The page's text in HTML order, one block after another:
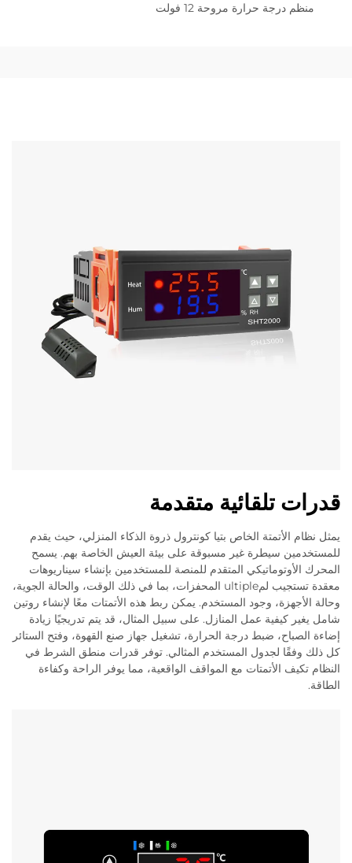
منظم درجة حرارة مروحة 12 فولت
قدرات تلقائية متقدمة
يمثل نظام الأتمتة الخاص بتيا كونترول ذروة الذكاء المنزلي، حيث يقدم
للمستخدمين سيطرة غير مسبوقة على بيئة العيش الخاصة بهم. يسمح
المحرك الأوتوماتيكي المتقدم للمنصة للمستخدمين بإنشاء سيناريوهات
معقدة تستجيب لمultiple المحفزات، بما في ذلك الوقت، والحالة الجوية،
وحالة الأجهزة، وجود المستخدم. يمكن ربط هذه الأتمتات معًا لإنشاء روتين
شامل يغير كيفية عمل المنازل. على سبيل المثال، قد يتم تدريجيًا زيادة
إضاءة الصباح، ضبط درجة الحرارة، تشغيل جهاز صنع القهوة، وفتح الستائر
كل ذلك وفقًا لجدول المستخدم المثالي. توفر قدرات منطق الشرط في
النظام تكيف الأتمتات مع المواقف الواقعية، مما يوفر الراحة وكفاءة
الطاقة.